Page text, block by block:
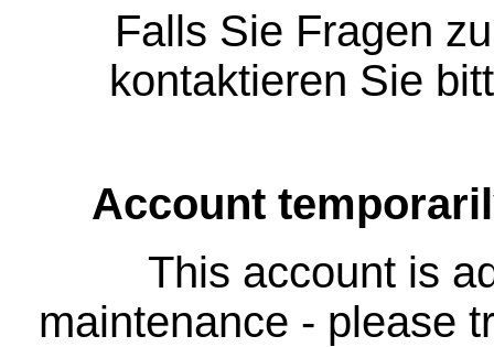
Falls Sie Fragen
kontaktieren Sie
Account
This account is
maintenance - please